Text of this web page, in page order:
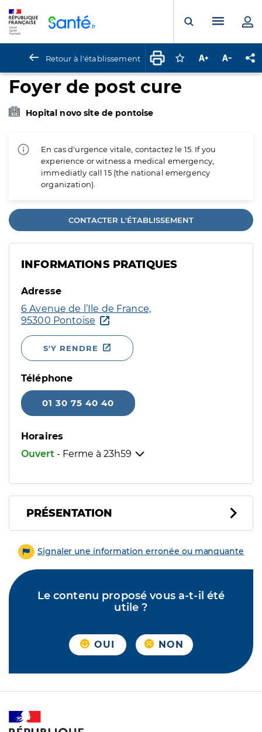
Ouvrir laMenu
Retour à l'établissement Connectez-vous
Augmenter la
Foyer de post cure
Hopital novo site de pontoise
En cas d'urgence vitale, contactez le 15. If you
experience or witness a medical emergency,
immediatly call 15 (the national emergency
organization).
CONTACTER L'ÉTABLISSEMENT
INFORMATIONS PRATIQUES
Adresse
6 Avenue de l’Ile de France,
95300 Pontoise
S'Y RENDRE
Téléphone
01 30 75 40 40
Horaires
Ouvert - Ferme à 23h59
PRÉSENTATION
Signaler une information erronée ou manquante
Le contenu proposé vous a-t-il été
utile ?
OUI NON